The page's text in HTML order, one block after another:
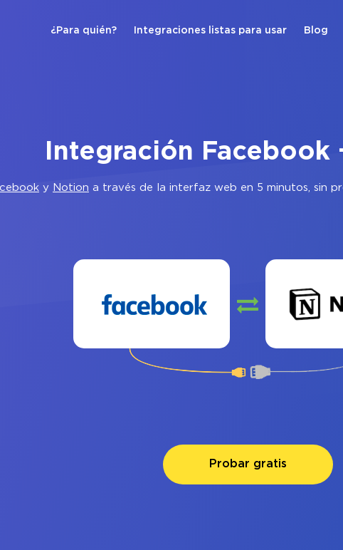
¿Para quién? Integraciones listas para usar Blog
Integración Facebook
y Notion a través de la interfaz web en 5 minutos, sin
Probar gratis